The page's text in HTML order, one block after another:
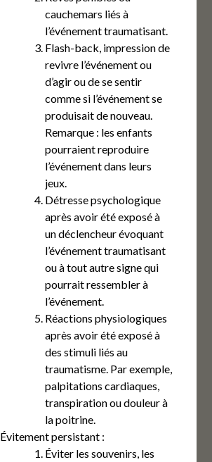
cauchemars liés à
l’événement traumatisant.
Flash-back, impression de
revivre l’événement ou
d’agir ou de se sentir
comme si l’événement se
produisait de nouveau.
Remarque : les enfants
pourraient reproduire
l’événement dans leurs
jeux.
Détresse psychologique
après avoir été exposé à
un déclencheur évoquant
l’événement traumatisant
ou à tout autre signe qui
pourrait ressembler à
l’événement.
Réactions physiologiques
après avoir été exposé à
des stimuli liés au
traumatisme. Par exemple,
palpitations cardiaques,
transpiration ou douleur à
la poitrine.
Évitement persistant :
Éviter les souvenirs, les